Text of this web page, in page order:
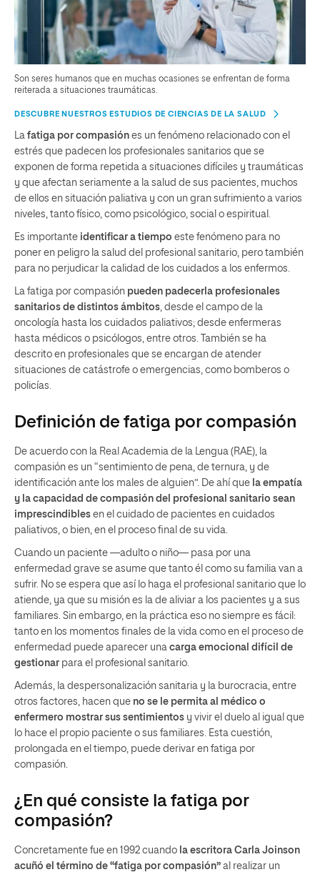
Son seres humanos que en muchas ocasiones se enfrentan de forma
reiterada a situaciones traumáticas.
DESCUBRE NUESTROS ESTUDIOS DE CIENCIAS DE LA SALUD
La fatiga por compasión es un fenómeno relacionado con el
estrés que padecen los profesionales sanitarios que se
exponen de forma repetida a situaciones difíciles y traumáticas
y que afectan seriamente a la salud de sus pacientes, muchos
de ellos en situación paliativa y con un gran sufrimiento a varios
niveles, tanto físico, como psicológico, social o espiritual.
Es importante identificar a tiempo este fenómeno para no
poner en peligro la salud del profesional sanitario, pero también
para no perjudicar la calidad de los cuidados a los enfermos.
La fatiga por compasión pueden padecerla profesionales
sanitarios de distintos ámbitos , desde el campo de la
oncología hasta los cuidados paliativos; desde enfermeras
hasta médicos o psicólogos, entre otros. También se ha
descrito en profesionales que se encargan de atender
situaciones de catástrofe o emergencias, como bomberos o
policías.
Definición de fatiga por compasión
De acuerdo con la Real Academia de la Lengua (RAE), la
compasión es un “sentimiento de pena, de ternura, y de
identificación ante los males de alguien”. De ahí que la empatía
y la capacidad de compasión del profesional sanitario sean
imprescindibles en el cuidado de pacientes en cuidados
paliativos, o bien, en el proceso final de su vida.
Cuando un paciente —adulto o niño— pasa por una
enfermedad grave se asume que tanto él como su familia van a
sufrir. No se espera que así lo haga el profesional sanitario que lo
atiende, ya que su misión es la de aliviar a los pacientes y a sus
familiares. Sin embargo, en la práctica eso no siempre es fácil:
tanto en los momentos finales de la vida como en el proceso de
enfermedad puede aparecer una carga emocional difícil de
gestionar para el profesional sanitario.
Además, la despersonalización sanitaria y la burocracia, entre
otros factores, hacen que no se le permita al médico o
enfermero mostrar sus sentimientos y vivir el duelo al igual que
lo hace el propio paciente o sus familiares. Esta cuestión,
prolongada en el tiempo, puede derivar en fatiga por
compasión.
¿En qué consiste la fatiga por
compasión?
Concretamente fue en 1992 cuando la escritora Carla Joinson
acuñó el término de “fatiga por compasión” al realizar un